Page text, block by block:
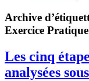
Archive
Exercice
Les cinq
analysées